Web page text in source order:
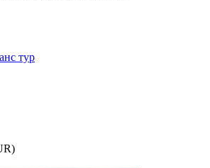
тур